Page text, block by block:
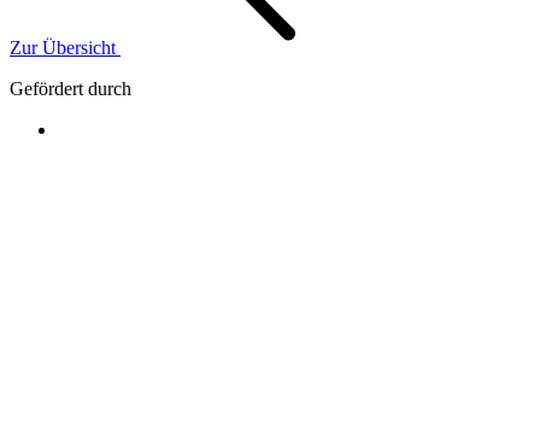
Zur Übersicht
Gefördert durch